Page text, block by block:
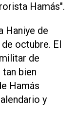
Hamás".
Haniye de
octubre. El
de
tan bien
Hamás
y